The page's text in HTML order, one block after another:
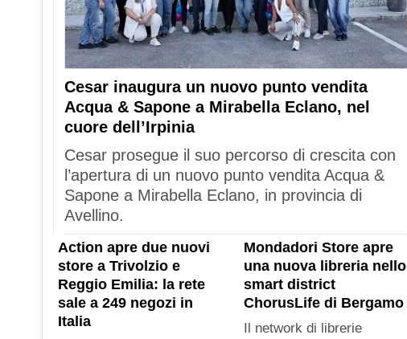
Cesar inaugura un nuovo punto vendita
Acqua & Sapone a Mirabella Eclano, nel
cuore dell’Irpinia
Cesar prosegue il suo percorso di crescita con
l’apertura di un nuovo punto vendita Acqua &
Sapone a Mirabella Eclano, in provincia di
Avellino.
Action apre due nuovi
store a Trivolzio e
Reggio Emilia: la rete
sale a 249 negozi in
Italia
Mondadori Store apre
una nuova libreria nello
smart district
ChorusLife di Bergamo
Il network di librerie